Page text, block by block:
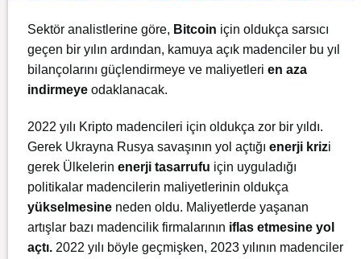
Sektör analistlerine göre, Bitcoin için oldukça sarsıcı
geçen bir yılın ardından, kamuya açık madenciler bu yıl
bilançolarını güçlendirmeye ve maliyetleri en aza
indirmeye odaklanacak.
2022 yılı Kripto madencileri için oldukça zor bir yıldı.
Gerek Ukrayna Rusya savaşının yol açtığı enerji krizi
gerek Ülkelerin enerji tasarrufu için uyguladığı
politikalar madencilerin maliyetlerinin oldukça
yükselmesine neden oldu. Maliyetlerde yaşanan
artışlar bazı madencilik firmalarının iflas etmesine yol
açtı. 2022 yılı böyle geçmişken, 2023 yılının madenciler